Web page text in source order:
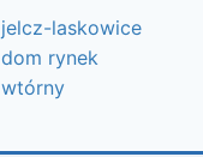
jelcz-laskowice
dom rynek
wtórny